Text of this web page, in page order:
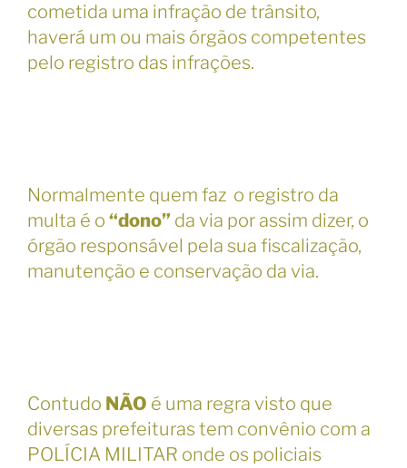
cometida uma infração de trânsito,
haverá um ou mais órgãos competentes
pelo registro das infrações.
Normalmente quem faz o registro da
multa é o “dono” da via por assim dizer, o
órgão responsável pela sua fiscalização,
manutenção e conservação da via.
Contudo NÃO é uma regra visto que
diversas prefeituras tem convênio com a
POLÍCIA MILITAR onde os policiais